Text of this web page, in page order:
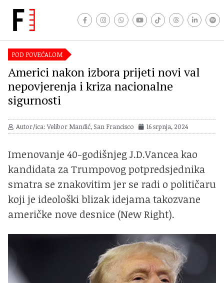
POD POVEĆALOM
Americi nakon izbora prijeti novi val
nepovjerenja i kriza nacionalne
sigurnosti
Autor/ica: Velibor Mandić, San Francisco 16 srpnja, 2024
Imenovanje 40-godišnjeg J.D.Vancea kao
kandidata za Trumpovog potpredsjednika
smatra se znakovitim jer se radi o političaru
koji je ideološki blizak idejama takozvane
američke nove desnice (New Right).